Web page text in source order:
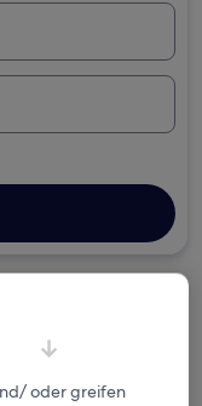
oder greifen